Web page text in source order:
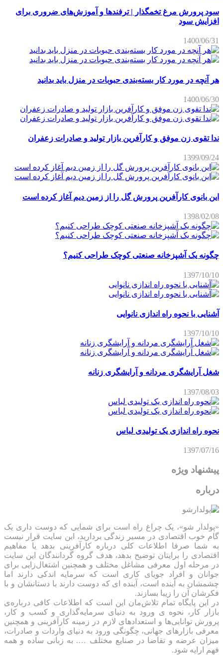
سود پرورش مرغ تخمگذار | ترفندها و آموزش‌های ضروری برای
افزایش سود
1400/06/31
هر آنچه در مورد کار بسته‌بندی حبوبات در منزل باید بدانید
1400/06/30
ندا تقوی زن موفق و کارآفرین بازار تولید و صادرات زعفران
1399/09/24
این بانوی کارآفرین پرورش گل را از زمین دیم آغاز کرده است
1398/02/08
چگونه یک آشپزخانه صنعتی کوچک طراحی کنیم؟
1397/10/10
آشنایی با نحوه راه اندازی نانوایی
1397/10/10
شغل آرایشگری مردانه و آرایشگری زنانه
1397/08/03
نحوه راه اندازی یک تولیدی لباس
1397/07/16
پیشنهاد ویژه
درباره
«پولدار شو»، یک چراغ راه است برای شمایی که دوست داری یک
گام خوب اقتصادی در مسیر زندگی بردارید، این سایت قرار نیست
به شما صرفا اطلاعات کلی درباره کارآفرینی بدهد یا مفاهیم
اقتصادی را برایتان توضیح بدهد، هدف گروه گردانندگان این سایت
در مرحله اول معرفی مشاغل مختلف و همچنین اشتغال‌زایی برای
جوانان و افراد جویای کاری است که سرمایه اندکی دارند اما
چشمشان به آینده است، آینده ای که دوست دارند با دستانشان و با
فکرشان آن را زیبا بسازند.
در این پایگاه تمام تلاش‌مان این است که ‌اطلاعات کافی درباره‌ی
بازار کار، نحوه ی ورود به دنیای سرمایه‌گذاری و کسب و کار،
پرورش توانایی‌ها و استعدادهای لازم در زمینه کارآفرینی و همچنین
معرفی بازارهای جهانی، چگونگی ورود به دنیای واردات و صادرات،
میزان عرضه و تقاضا در صنایع مختلف …. به زبانی ساده و همه
فهم ارایه شود.